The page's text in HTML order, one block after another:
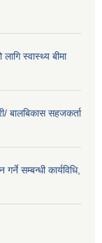
स्वास्थ्य बीमा
बालबिकास सहजकर्ता
गर्ने सम्बन्धी कार्यविधि,